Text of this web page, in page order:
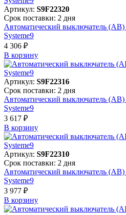
Артикул: S9F22320
Срок поставки: 2 дня
Автоматический выключатель
Systeme9
4 306 ₽
В корзинy
Артикул: S9F22316
Срок поставки: 2 дня
Автоматический выключатель
Systeme9
3 617 ₽
В корзинy
Артикул: S9F22310
Срок поставки: 2 дня
Автоматический выключатель
Systeme9
3 977 ₽
В корзинy